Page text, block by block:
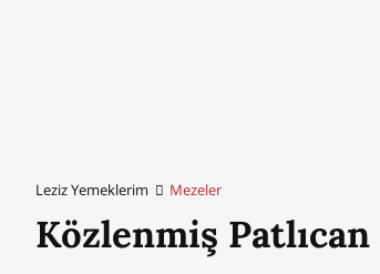
Leziz Yemeklerim Mezeler
Közlenmiş